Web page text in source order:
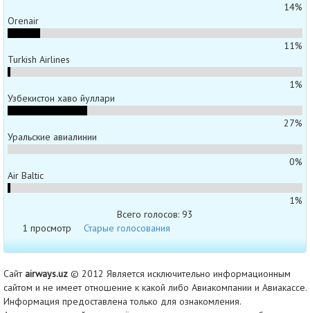
14%
Orenair
11%
Turkish Airlines
1%
Узбекистон хаво йуллари
27%
Уральские авиалинии
0%
Air Baltic
1%
Всего голосов: 93
1 просмотр
Старые голосования
Сайтairways.uz © 2012 Является исключительно информационным
сайтом и не имеет отношение к какой либо Авиакомпании и Авиакассе.
Информация предоставлена только для ознакомления.